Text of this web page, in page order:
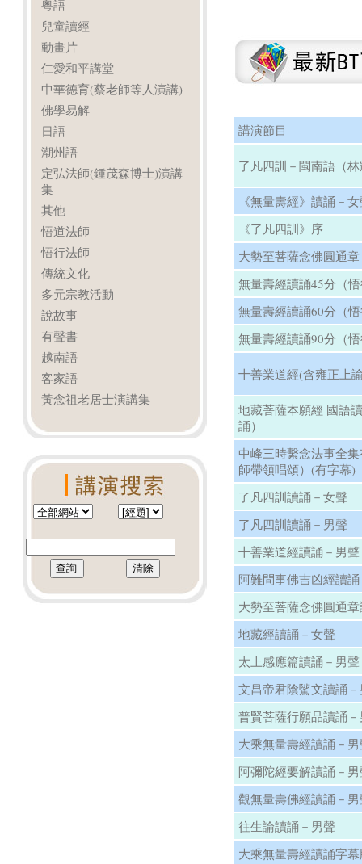
粵語
兒童讀經
動畫片
仁愛和平講堂
中華德育(蔡老師等人演講)
佛學易解
日語
潮州語
定弘法師(鍾茂森博士)演講
集
其他
悟道法師
悟行法師
傳統文化
多元宗教活動
說故事
有聲書
越南語
客家語
黃念祖老居士演講集
講演節目
了凡四訓－閩南語（
《無量壽經》讀誦－
《了凡四訓》序
大勢至菩薩念佛圓通章
無量壽經讀誦45分（
無量壽經讀誦60分（
無量壽經讀誦90分（
十善業道經(含雍正上
地藏菩薩本願經 國語
誦）
中峰三時繫念法事全
師帶領唱頌）(有字幕)
了凡四訓讀誦－女聲
了凡四訓讀誦－男聲
十善業道經讀誦－男聲
阿難問事佛吉凶經讀
大勢至菩薩念佛圓通
地藏經讀誦－女聲
太上感應篇讀誦－男聲
文昌帝君陰騭文讀誦
普賢菩薩行願品讀誦
大乘無量壽經讀誦－
阿彌陀經要解讀誦－
觀無量壽佛經讀誦－
往生論讀誦－男聲
大乘無量壽經讀誦字